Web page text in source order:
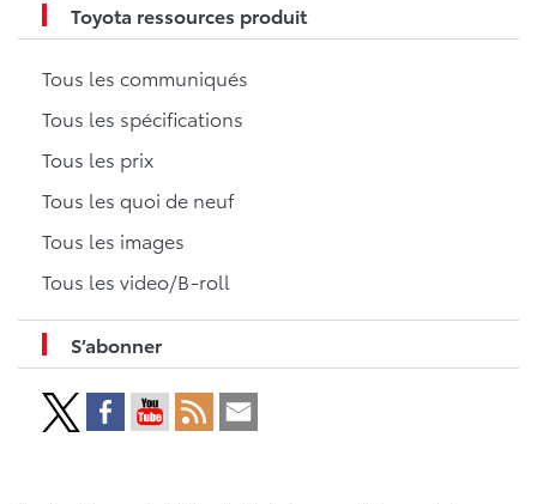
Toyota ressources produit
Tous les communiqués
Tous les spécifications
Tous les prix
Tous les quoi de neuf
Tous les images
Tous les video/B-roll
S’abonner